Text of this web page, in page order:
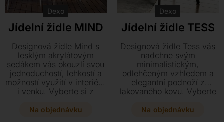
Dexo
Jídelní židle MIND
Designová židle Mind s
lesklým akrylátovým
sedákem vás okouzlí svou
jednoduchostí, lehkostí a
možností využití v interiéru
i venku. Vyberte si z
bez nich a laďte podnož i
Na objednávku
Dexo
Jídelní židle TESS
Designová židle Tess vás
nadchne svým
minimalistickým,
odlehčeným vzhledem a
elegantní podnoží z
lakovaného kovu. Vyberte
materiálu Hirek, eko kůži
Na objednávku